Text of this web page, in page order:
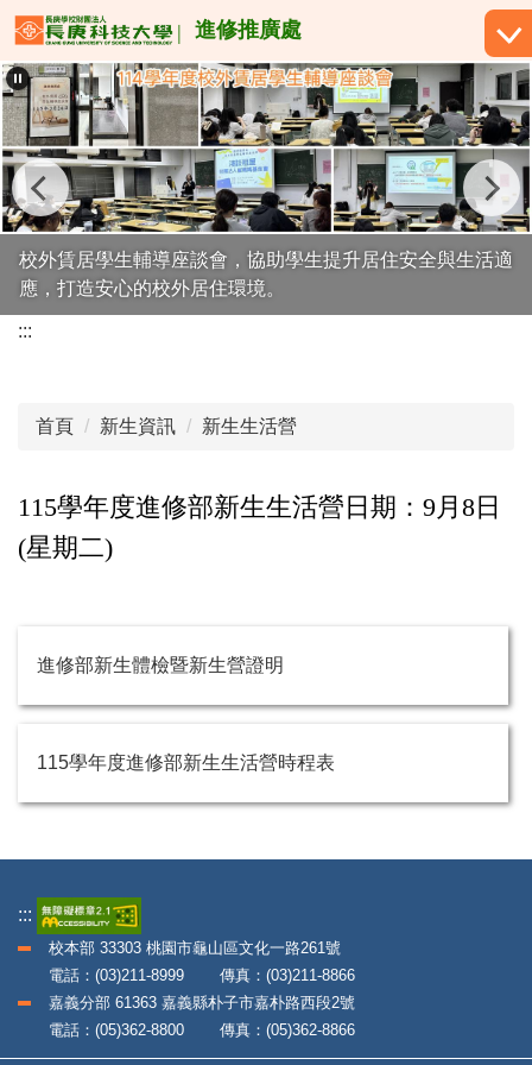
跳
到
主
要
內
容
區
進修推廣處
校外賃居學生輔導座談會，協助學生提升居住安全與生活適
應，打造安心的校外居住環境。
:::
首頁 新生資訊 新生生活營
115學年度進修部新生生活營日期：9月8日
(星期二)
進修部新生體檢暨新生營證明
115學年度進修部新生生活營時程表
:::
校本部 33303 桃園市龜山區文化一路261號
電話：(03)211-8999 傳真：(03)211-8866
嘉義分部 61363 嘉義縣朴子市嘉朴路西段2號
電話：(05)362-8800 傳真：(05)362-8866